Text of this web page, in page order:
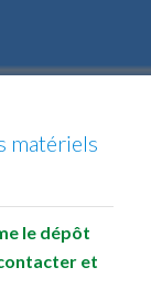
matériels
le dépôt
et